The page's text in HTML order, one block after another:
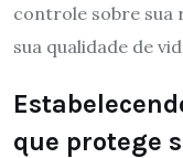
controle sobre sua
sua qualidade de
que protege